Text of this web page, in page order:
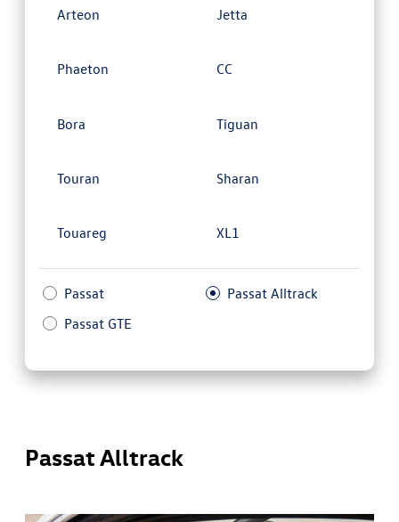
Arteon Jetta
Phaeton CC
Bora Tiguan
Touran Sharan
Touareg XL1
Passat
Passat Alltrack
Passat GTE
Passat Alltrack